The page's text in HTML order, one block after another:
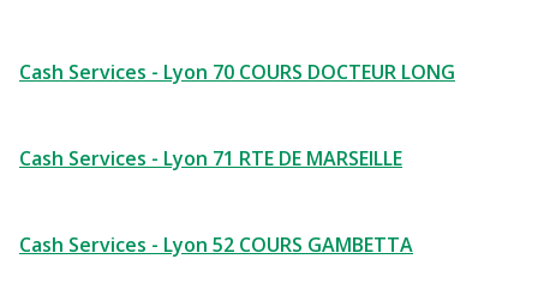
Cash Services - Lyon 70 COURS DOCTEUR LONG
Cash Services - Lyon 71 RTE DE MARSEILLE
Cash Services - Lyon 52 COURS GAMBETTA